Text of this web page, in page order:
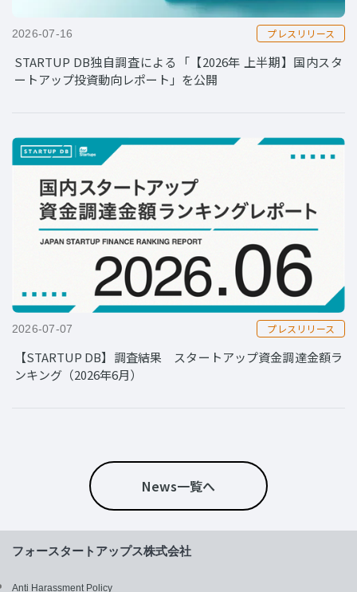
2026-07-16 プレスリリース
STARTUP DB独自調査による「【2026年 上半期】国内スタ
ートアップ投資動向レポート」を公開
2026-07-07 プレスリリース
【STARTUP DB】調査結果 スタートアップ資金調達金額ラ
ンキング（2026年6月）
News一覧へ
フォースタートアップス株式会社
Anti Harassment Policy